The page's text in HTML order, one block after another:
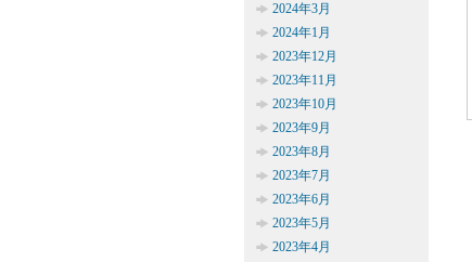
2024年3月
2024年1月
2023年12月
2023年11月
2023年10月
2023年9月
2023年8月
2023年7月
2023年6月
2023年5月
2023年4月